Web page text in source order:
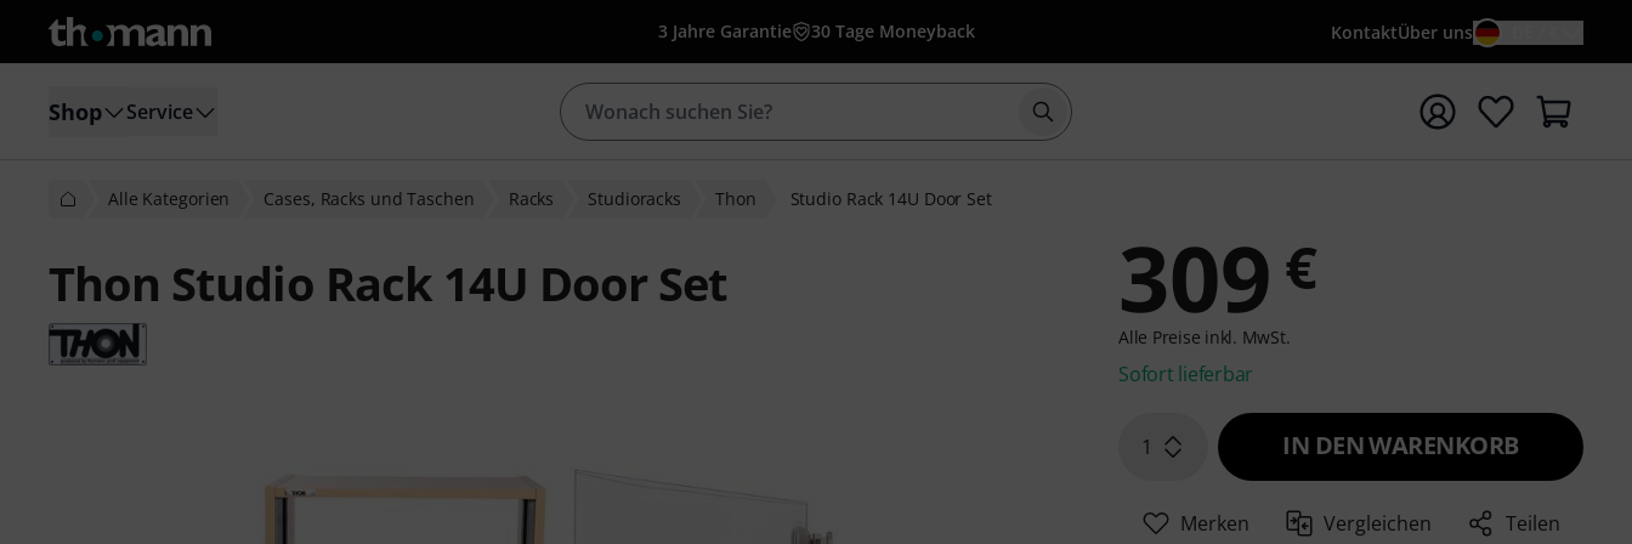
3 Jahre Garantie 30 Tage Moneyback KontaktÜber uns
Shop Service Suche mit Suchwort {searchTerm} starten
Alle Kategorien Cases, Racks und Taschen Racks Studioracks Thon Studio Rack 14U Door Set
Thon Studio Rack 14U Door Set 309 €
Alle Preise inkl. MwSt.
Sofort lieferbar
1 IN DEN WARENKORB
Merken Vergleichen Teilen